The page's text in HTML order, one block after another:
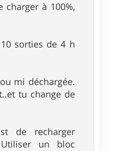
à 100%,
sorties de 4 h
mi déchargée.
tu change de
de recharger
un bloc